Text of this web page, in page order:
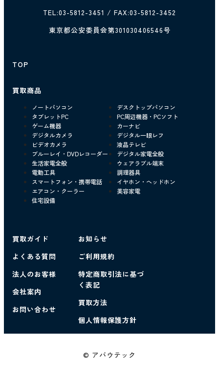
TEL:03-5812-3451 / FAX:03-5812-3452
東京都公安委員会第301030406546号
TOP
買取商品
ノートパソコン
デスクトップパソコン
タブレットPC
PC周辺機器・PCソフト
ゲーム機器
カーナビ
デジタルカメラ
デジタル一眼レフ
ビデオカメラ
液晶テレビ
ブルーレイ・DVDレコーダー
デジタル家電全般
生活家電全般
ウェアラブル端末
電動工具
調理器具
スマートフォン・携帯電話
イヤホン・ヘッドホン
エアコン・クーラー
美容家電
住宅設備
買取ガイド
よくある質問
法人のお客様
会社案内
お問い合わせ
お知らせ
ご利用規約
特定商取引法に基づ
く表記
買取方法
個人情報保護方針
© アバウテック